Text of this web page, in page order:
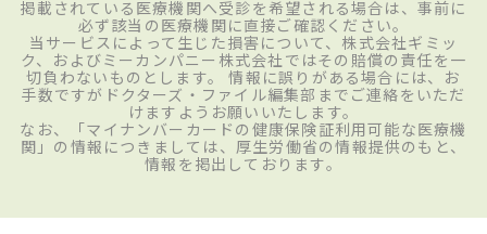
掲載されている医療機関へ受診を希望される場合は、事前に
必ず該当の医療機関に直接ご確認ください。
当サービスによって生じた損害について、株式会社ギミッ
ク、およびミーカンパニー株式会社ではその賠償の責任を一
切負わないものとします。 情報に誤りがある場合には、お
手数ですがドクターズ・ファイル編集部までご連絡をいただ
けますようお願いいたします。
なお、「マイナンバーカードの健康保険証利用可能な医療機
関」の情報につきましては、厚生労働省の情報提供のもと、
情報を掲出しております。